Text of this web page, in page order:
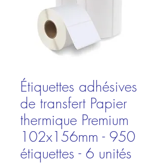
Étiquettes adhésives
de transfert Papier
thermique Premium
102x156mm - 950
étiquettes - 6 unités